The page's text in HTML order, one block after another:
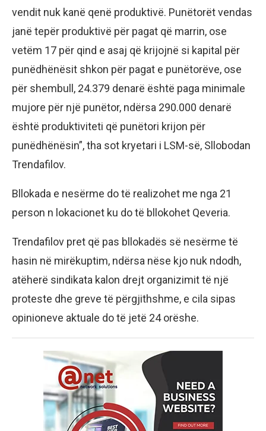
vendit nuk kanë qenë produktivë. Punëtorët vendas
janë tepër produktivë për pagat që marrin, ose
vetëm 17 për qind e asaj që krijojnë si kapital për
punëdhënësit shkon për pagat e punëtorëve, ose
për shembull, 24.379 denarë është paga minimale
mujore për një punëtor, ndërsa 290.000 denarë
është produktiviteti që punëtori krijon për
punëdhënësin”, tha sot kryetari i LSM-së, Sllobodan
Trendafilov.
Bllokada e nesërme do të realizohet me nga 21
person n lokacionet ku do të bllokohet Qeveria.
Trendafilov pret që pas bllokadës së nesërme të
hasin në mirëkuptim, ndërsa nëse kjo nuk ndodh,
atëherë sindikata kalon drejt organizimit të një
proteste dhe greve të përgjithshme, e cila sipas
opinioneve aktuale do të jetë 24 orëshe.